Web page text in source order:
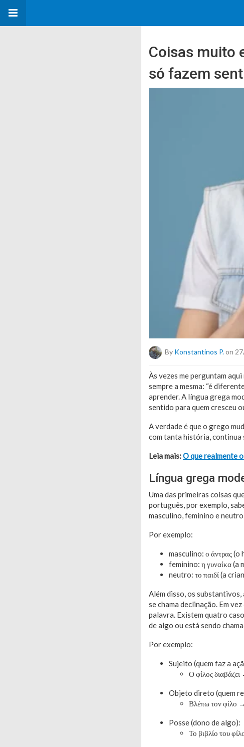
Coisas muito
só fazem
By Konstantinos P.on
Às vezes me perguntam
sempre a mesma: “é
aprender. A língua grega
sentido para quem cresceu
A verdade é que o grego
com tanta história, continua
Leia mais:O que realmente
Língua grega
Uma das primeiras coisas
português, por exemplo,
masculino, feminino e
Por exemplo:
masculino: ο άντρας (o
feminino: η γυναίκα (a
neutro: το παιδί (a
Além disso, os substantivos,
se chama declinação. Em
palavra. Existem quatro
de algo ou está sendo
Por exemplo:
Sujeito (quem faz a
Ο φίλος
Objeto direto (quem
Βλέπω τον φίλο
Posse (dono de algo):
Το βιβλίο του